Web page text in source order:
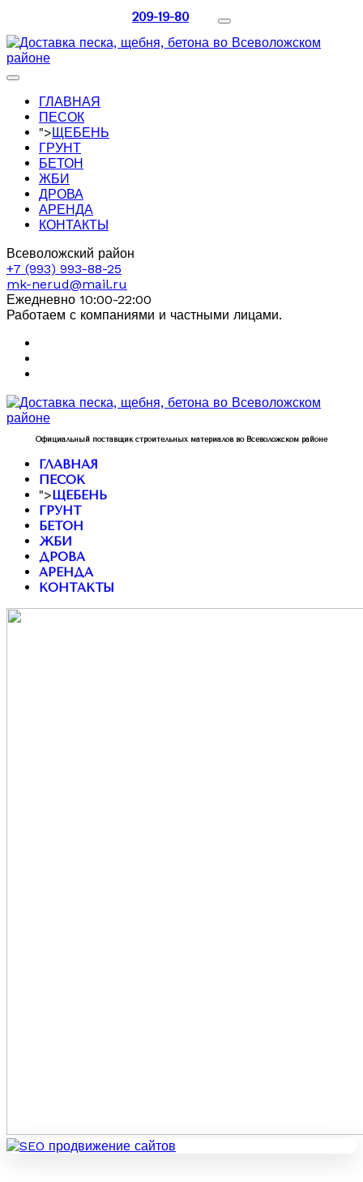
209-19-80
ГЛАВНАЯ
ПЕСОК
">ЩЕБЕНЬ
ГРУНТ
БЕТОН
ЖБИ
ДРОВА
АРЕНДА
КОНТАКТЫ
Всеволожский район
+7 (993) 993-88-25
mk-nerud@mail.ru
Ежедневно 10:00-22:00
Работаем с компаниями и частными лицами.
Официальный поставщик строительных материалов во Всеволожском районе
ГЛАВНАЯ
ПЕСОК
">ЩЕБЕНЬ
ГРУНТ
БЕТОН
ЖБИ
ДРОВА
АРЕНДА
КОНТАКТЫ